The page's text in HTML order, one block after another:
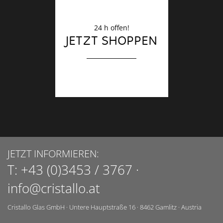
24 h offen!
JETZT SHOPPEN
JETZT INFORMIEREN:
T: +43 (0)3453 / 3767 ·
info@cristallo.at
Cristallo Glas GmbH · Untere Hauptstraße 16 · 8462Gamlitz · Austria